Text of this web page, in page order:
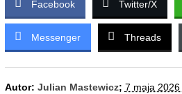
Facebook Twitter/X
Messenger Threads
Autor: Julian Mastewicz; 7 maja 2026